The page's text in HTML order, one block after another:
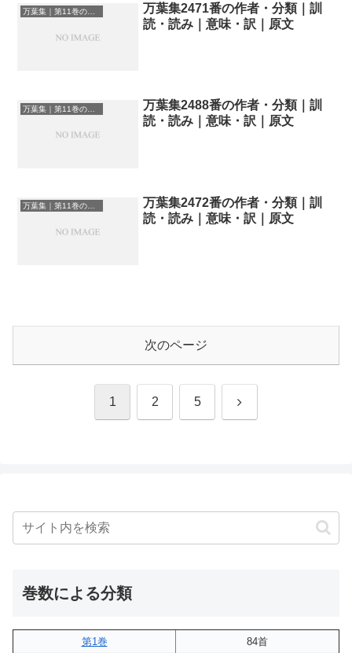
万葉集｜第11巻の和歌一覧
万葉集2471番の作者・分類｜訓
読・読み｜意味・訳｜原文
万葉集｜第11巻の和歌一覧
万葉集2488番の作者・分類｜訓
読・読み｜意味・訳｜原文
万葉集｜第11巻の和歌一覧
万葉集2472番の作者・分類｜訓
読・読み｜意味・訳｜原文
次のページ
1 2 5 次
巻数による分類
第1巻
84首